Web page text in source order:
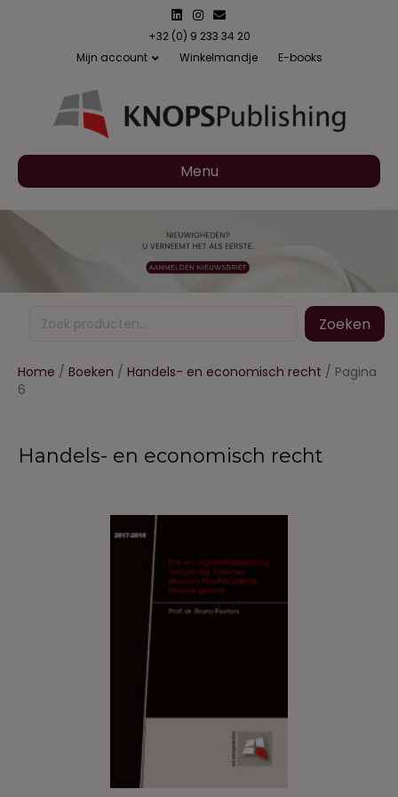
LinkedinInstagram
Email
+32 (0) 9 233 34 20
Mijn account
Winkelmandje E-books
Menu
Zoeken
naar:
Zoeken
Home / Boeken / Handels- en economisch recht / Pagina
6
Handels- en economisch recht